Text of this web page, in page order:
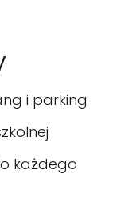
i parking
każdego